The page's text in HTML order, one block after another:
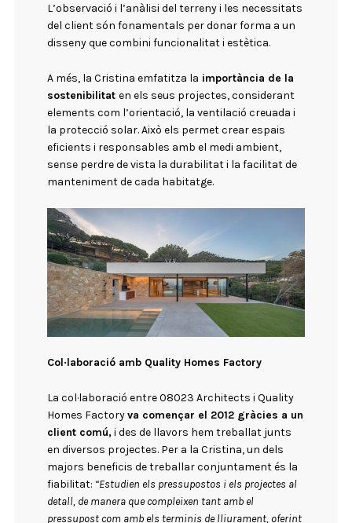
L’observació i l’anàlisi del terreny i les necessitats
del client són fonamentals per donar forma a un
disseny que combini funcionalitat i estètica.
A més, la Cristina emfatitza la importància de la
sostenibilitaten els seus projectes, considerant
elements com l’orientació, la ventilació creuada i
la protecció solar. Això els permet crear espais
eficients i responsables amb el medi ambient,
sense perdre de vista la durabilitat i la facilitat de
manteniment de cada habitatge.
Col·laboració amb Quality Homes Factory
La col·laboració entre 08023 Architects i Quality
Homes Factoryva començar el 2012 gràcies a un
client comú,i des de llavors hem treballat junts
en diversos projectes. Per a la Cristina, un dels
majors beneficis de treballar conjuntament és la
fiabilitat: “Estudien els pressupostos i els projectes al
detall, de manera que compleixen tant amb el
pressupost com amb els terminis de lliurament, oferint